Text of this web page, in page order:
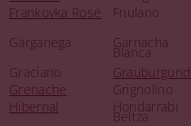
Frankovka Rosé
Friulano
Garganega Garnacha
Blanca
Graciano
Grenache
Grignolino
Hibernal Hondarrabi
Beltza